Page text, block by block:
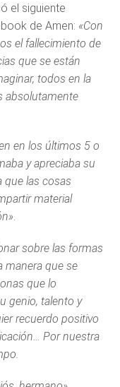
el siguiente
de Amen: «Con
el fallecimiento de
que se están
todos en la
absolutamente
en los últimos 5 o
y apreciaba su
que las cosas
material
.
sobre las formas
manera que se
que lo
genio, talento y
recuerdo positivo
Por nuestra